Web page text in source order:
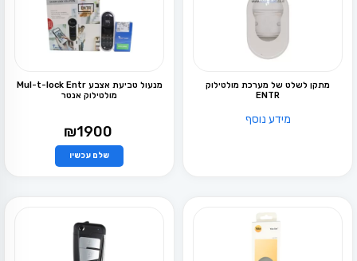
מתקן לשלט של מערכת מולטילוק
ENTR
מידע נוסף
מנעול טביעת אצבע Mul-t-lock Entr
מולטילוק אנטר
₪1900
שלם עכשיו
למוצר
ניתן
לבחור
את